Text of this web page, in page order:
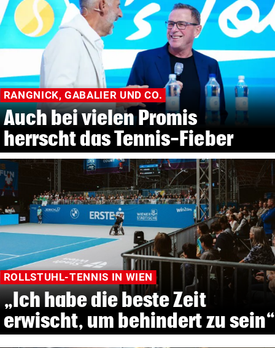
RANGNICK, GABALIER UND CO.
Auch bei vielen Promis
herrscht das Tennis-Fieber
ROLLSTUHL-TENNIS IN WIEN
„Ich habe die beste Zeit
erwischt, um behindert zu sein“